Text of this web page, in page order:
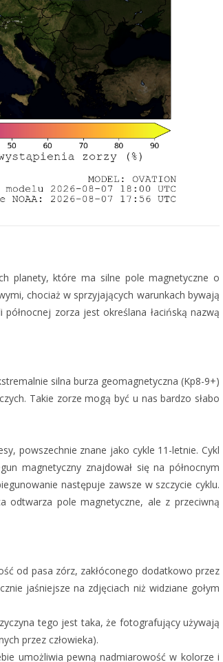
planety, które ma silne pole magnetyczne o
chociaż w sprzyjających warunkach bywają
zorza jest określana łacińską nazwą
silna burza geomagnetyczna (Kp8-9+)
Takie zorze mogą być u nas bardzo słabo
powszechnie znane jako cykle 11-letnie. Cykl
magnetyczny znajdował się na północnym
następuje zawsze w szczycie cyklu.
odtwarza pole magnetyczne, ale z przeciwną
od pasa zórz, zakłóconego dodatkowo przez
jaśniejsze na zdjęciach niż widziane gołym
tego jest taka, że fotografujący używają
przez człowieka).
umożliwia pewną nadmiarowość w kolorze i